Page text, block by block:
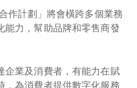
作計劃」將會橫跨多個業務
能力，幫助品牌和零售商發
企業及消費者，有能力在賦
，為消費者提供數字化服務